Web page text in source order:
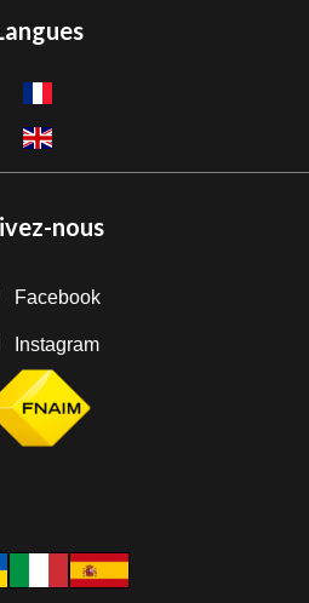
nous
Facebook
Instagram